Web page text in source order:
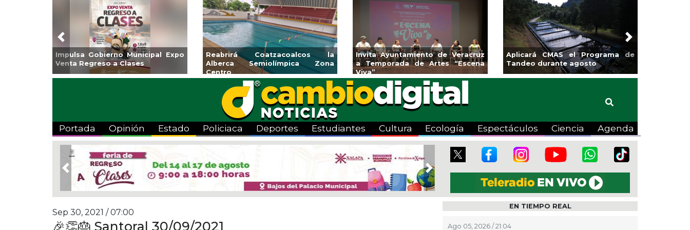
Impulsa Gobierno Municipal Expo
Venta Regreso a Clases
Reabrirá Coatzacoalcos la
Alberca Semiolímpica Zona
Centro
Invita Ayuntamiento de Veracruz
a Temporada de Artes “Escena
Viva”
Aplicará CMAS el Programa de
Tandeo durante agosto
Guarniciones y
colonia El Mango en
Previous Next
Portada Opinión Estado Policiaca Deportes Estudiantes Cultura Ecología Espectáculos Ciencia Agenda
Previous Next
Sep 30, 2021 / 07:00
🎉👏🎂 Santoral 30/09/2021
EN TIEMPO REAL
Ago 05, 2026 / 21:04